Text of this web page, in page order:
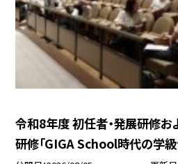
令和8年度 初任者・発展研修
研修「GIGA School時代の学級